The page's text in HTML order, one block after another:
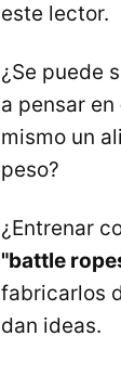
este lector.
¿Se puede
a pensar en
mismo un
peso?
¿Entrenar
"battle
fabricarlos
dan ideas.